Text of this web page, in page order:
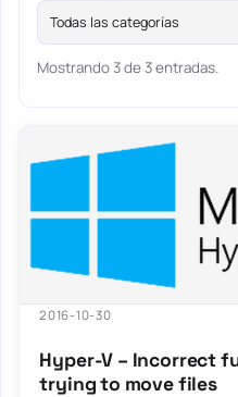
Todas las categorías
Mostrando 3 de 3 entradas.
2016-10-30
Hyper-V – Incorrect
trying to move files